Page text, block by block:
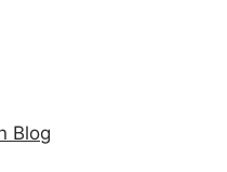
Blog